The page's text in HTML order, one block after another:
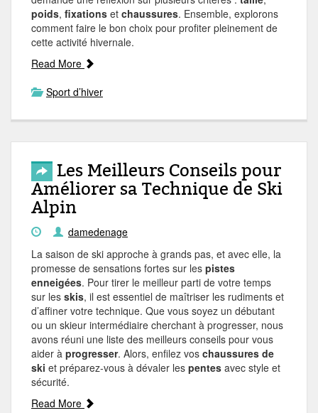
poids, fixations et chaussures. Ensemble, explorons
comment faire le bon choix pour profiter pleinement de
cette activité hivernale.
Read More
Sport d’hiver
Les Meilleurs Conseils pour
Améliorer sa Technique de Ski
Alpin
damedenage
La saison de ski approche à grands pas, et avec elle, la
promesse de sensations fortes sur les pistes
enneigées. Pour tirer le meilleur parti de votre temps
sur les skis, il est essentiel de maîtriser les rudiments et
d’affiner votre technique. Que vous soyez un débutant
ou un skieur intermédiaire cherchant à progresser, nous
avons réuni une liste des meilleurs conseils pour vous
aider à progresser. Alors, enfilez vos chaussures de
ski et préparez-vous à dévaler les pentes avec style et
sécurité.
Read More